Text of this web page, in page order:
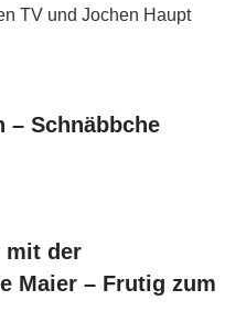
TV und Jochen Haupt
– Schnäbbche
mit der
Maier – Frutig zum